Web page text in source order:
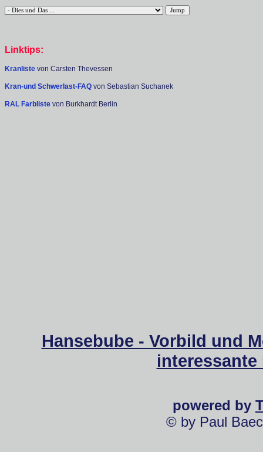
Linktips:
Kranliste von Carsten Thevessen
Kran-und Schwerlast-FAQ von Sebastian Suchanek
RAL Farbliste von Burkhardt Berlin
Hansebube - Vorbild und
powered by
© by Paul